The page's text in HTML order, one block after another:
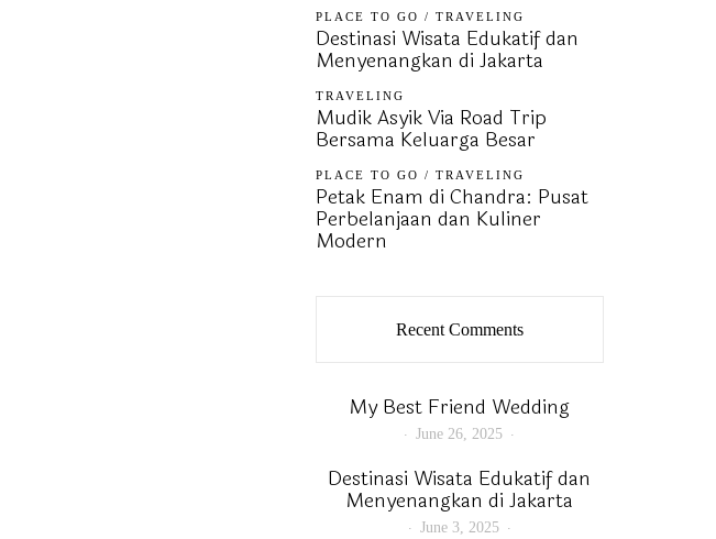
PLACE TO GO / TRAVELING
Destinasi Wisata Edukatif dan
Menyenangkan di Jakarta
TRAVELING
Mudik Asyik Via Road Trip
Bersama Keluarga Besar
PLACE TO GO / TRAVELING
Petak Enam di Chandra: Pusat
Perbelanjaan dan Kuliner
Modern
Recent Comments
My Best Friend Wedding
June 26, 2025
Destinasi Wisata Edukatif dan
Menyenangkan di Jakarta
June 3, 2025